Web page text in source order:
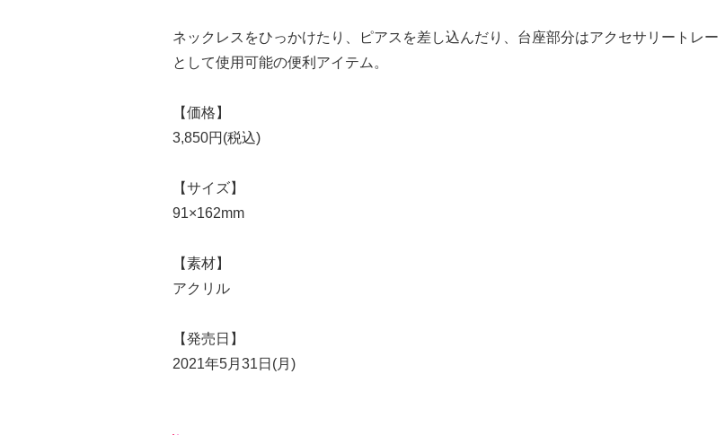
ネックレスをひっかけたり、ピアスを差し込んだり、台座部分はアクセサリートレー
として使用可能の便利アイテム。
【価格】
3,850円(税込)
【サイズ】
91×162mm
【素材】
アクリル
【発売日】
2021年5月31日(月)